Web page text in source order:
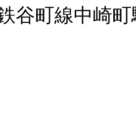
谷町線中崎